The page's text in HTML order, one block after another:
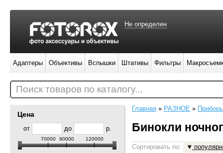
Цена
от до р.
70000 90000 120000
Главная » РАЗНОЕ »
Бинокли
Сортировать по:
Не определен
Адаптеры Объективы Вспышки Штативы Фильтры
Поиск товаров по каталогу...